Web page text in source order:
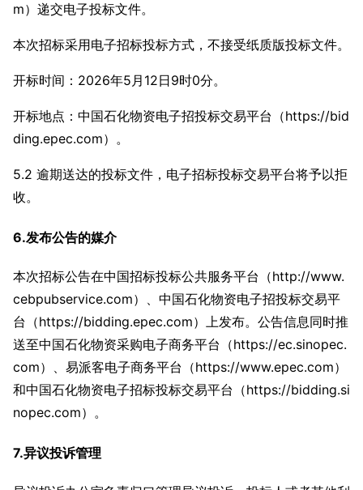
m）递交电子投标文件。
本次招标采用电子招标投标方式，不接受纸质版投标文件。
开标时间：2026年5月12日9时0分。
开标地点：中国石化物资电子招投标交易平台（https://bid
ding.epec.com）。
5.2 逾期送达的投标文件，电子招标投标交易平台将予以拒
收。
6.发布公告的媒介
本次招标公告在中国招标投标公共服务平台（http://www.
cebpubservice.com）、中国石化物资电子招投标交易平
台（https://bidding.epec.com）上发布。公告信息同时推
送至中国石化物资采购电子商务平台（https://ec.sinopec.
com）、易派客电子商务平台（https://www.epec.com）
和中国石化物资电子招标投标交易平台（https://bidding.si
nopec.com）。
7.异议投诉管理